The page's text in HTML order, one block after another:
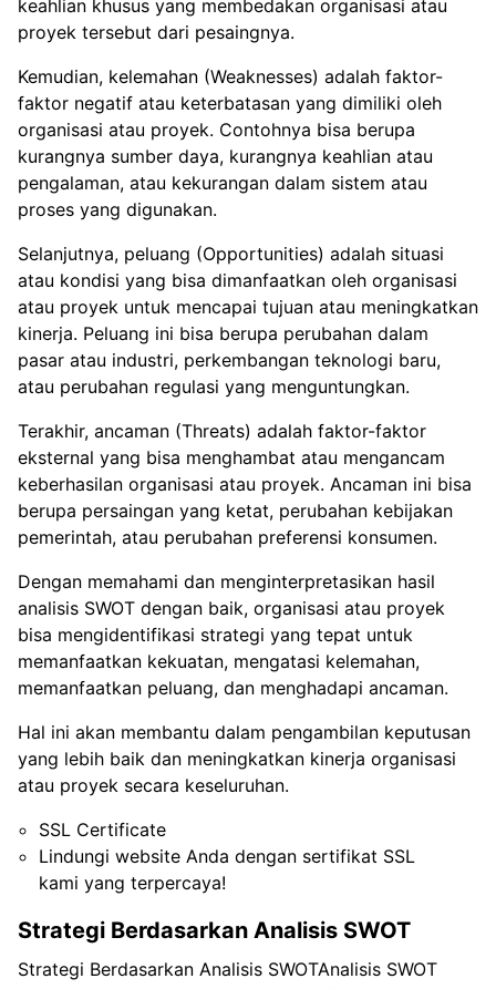
keahlian khusus yang membedakan organisasi atau
proyek tersebut dari pesaingnya.
Kemudian, kelemahan (Weaknesses) adalah faktor-
faktor negatif atau keterbatasan yang dimiliki oleh
organisasi atau proyek. Contohnya bisa berupa
kurangnya sumber daya, kurangnya keahlian atau
pengalaman, atau kekurangan dalam sistem atau
proses yang digunakan.
Selanjutnya, peluang (Opportunities) adalah situasi
atau kondisi yang bisa dimanfaatkan oleh organisasi
atau proyek untuk mencapai tujuan atau meningkatkan
kinerja. Peluang ini bisa berupa perubahan dalam
pasar atau industri, perkembangan teknologi baru,
atau perubahan regulasi yang menguntungkan.
Terakhir, ancaman (Threats) adalah faktor-faktor
eksternal yang bisa menghambat atau mengancam
keberhasilan organisasi atau proyek. Ancaman ini bisa
berupa persaingan yang ketat, perubahan kebijakan
pemerintah, atau perubahan preferensi konsumen.
Dengan memahami dan menginterpretasikan hasil
analisis SWOT dengan baik, organisasi atau proyek
bisa mengidentifikasi strategi yang tepat untuk
memanfaatkan kekuatan, mengatasi kelemahan,
memanfaatkan peluang, dan menghadapi ancaman.
Hal ini akan membantu dalam pengambilan keputusan
yang lebih baik dan meningkatkan kinerja organisasi
atau proyek secara keseluruhan.
SSL Certificate
Lindungi website Anda dengan sertifikat SSL
kami yang terpercaya!
Strategi Berdasarkan Analisis SWOT
Strategi Berdasarkan Analisis SWOTAnalisis SWOT